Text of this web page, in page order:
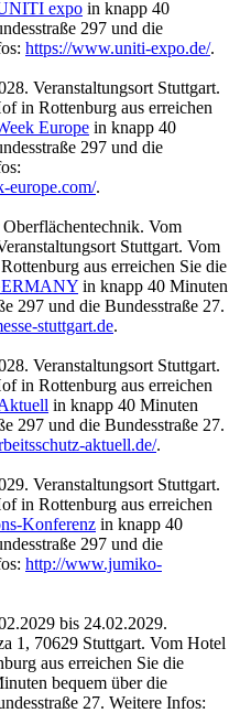
expo in knapp 40
297 und die
https://www.uniti-expo.de/.
Veranstaltungsort Stuttgart.
in Rottenburg aus erreichen
Europe in knapp 40
297 und die
europe.com/.
Vom
Stuttgart. Vom
aus erreichen Sie die
in knapp 40 Minuten
297 und die Bundesstraße 27.
stuttgart.de.
Veranstaltungsort Stuttgart.
in Rottenburg aus erreichen
in knapp 40 Minuten
297 und die Bundesstraße 27.
aktuell.de/.
Veranstaltungsort Stuttgart.
in Rottenburg aus erreichen
Konferenz in knapp 40
297 und die
http://www.jumiko-
bis 24.02.2029.
1, 70629 Stuttgart. Vom Hotel
aus erreichen Sie die
bequem über die
27. Weitere Infos: